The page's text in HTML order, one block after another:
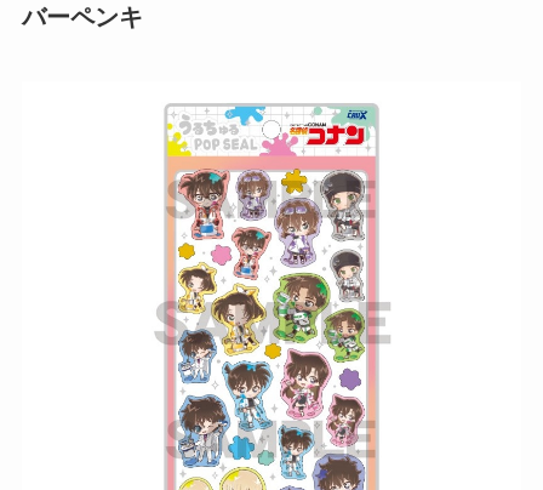
バーペンキ